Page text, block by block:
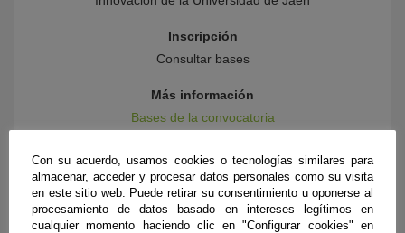
Inscripción
Consultar bases
Más información
Bases de la convocatoria
Anexos 1 y 2
Díptico
Con su acuerdo, usamos cookies o tecnologías similares para
almacenar, acceder y procesar datos personales como su visita
en este sitio web. Puede retirar su consentimiento u oponerse al
procesamiento de datos basado en intereses legítimos en
cualquier momento haciendo clic en "Configurar cookies" en